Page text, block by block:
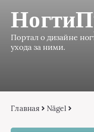
Портал о дизайне
ухода за ними.
Главная Nägel